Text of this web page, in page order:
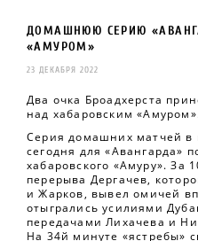
ДОМАШНЮЮ СЕРИЮ
«АМУРОМ»
23 ДЕКАБРЯ 2022
Два очка Броадхерста
над хабаровским
Серия домашних матчей в
сегодня для «Авангарда»
хабаровского «Амуру». За
перерыва Дергачев,
и Жарков, вывел омичей
отыгрались усилиями
передачами Лихачева и
На 34й минуте «ястребы»